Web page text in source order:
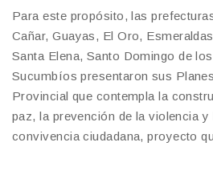
Para este propósito, las
Cañar, Guayas, El Oro,
Santa Elena, Santo Domingo de
Sucumbíos presentaron sus
Provincial que contempla la
paz, la prevención de la violencia
convivencia ciudadana, proyecto